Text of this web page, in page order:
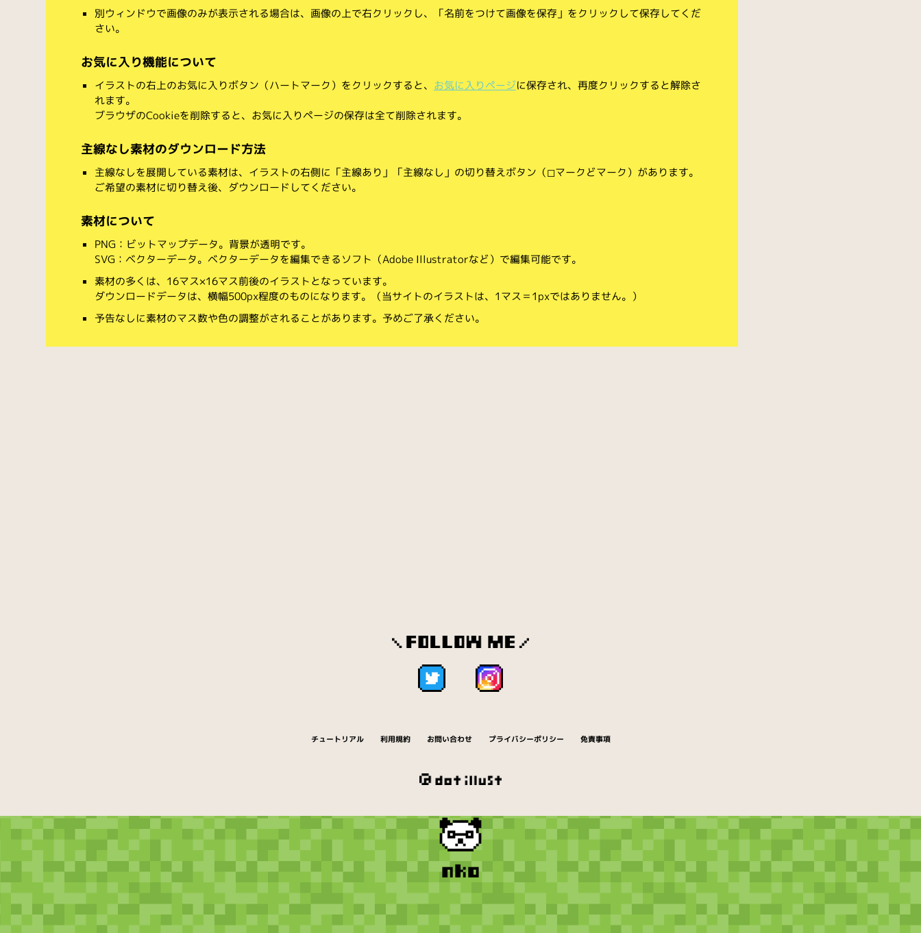
別ウィンドウで画像のみが表示される場合は、画像の上で右クリックし、「名前をつけて画像を保存」をクリックして保存してくだ
さい。
お気に入り機能について
イラストの右上のお気に入りボタン（ハートマーク）をクリックすると、 お気に入りページに保存され、再度クリックすると解除さ
れます。
ブラウザのCookieを削除すると、お気に入りページの保存は全て削除されます。
主線なし素材のダウンロード方法
主線なしを展開している素材は、イラストの右側に「主線あり」「主線なし」の切り替えボタン（◻︎マークと◼︎マーク）があります。
ご希望の素材に切り替え後、ダウンロードしてください。
素材について
PNG：ビットマップデータ。背景が透明です。
SVG：ベクターデータ。ベクターデータを編集できるソフト（Adobe Illustratorなど）で編集可能です。
素材の多くは、16マス×16マス前後のイラストとなっています。
ダウンロードデータは、横幅500px程度のものになります。（当サイトのイラストは、1マス＝1pxではありません。）
予告なしに素材のマス数や色の調整がされることがあります。予めご了承ください。
チュートリアル 利用規約 お問い合わせ プライバシーポリシー 免責事項